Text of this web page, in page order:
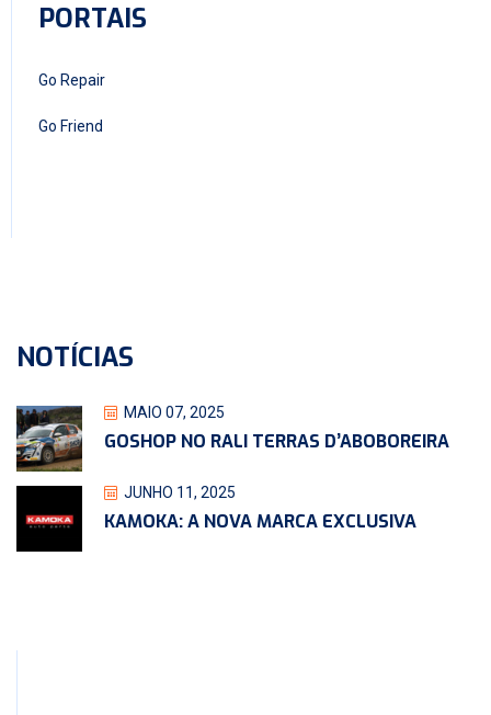
PORTAIS
Go Repair
Go Friend
NOTÍCIAS
MAIO 07, 2025
GOSHOP NO RALI TERRAS D’ABOBOREIRA
JUNHO 11, 2025
KAMOKA: A NOVA MARCA EXCLUSIVA